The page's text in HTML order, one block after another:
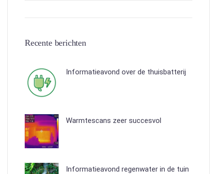
Recente berichten
Informatieavond over de thuisbatterij
Warmtescans zeer succesvol
Informatieavond regenwater in de tuin